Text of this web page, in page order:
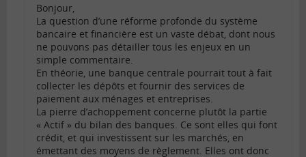
Bonjour,
La question d’une réforme profonde du système
bancaire et financière est un vaste débat, dont nous
ne pouvons pas détailler tous les enjeux en un
simple commentaire.
En théorie, une banque centrale pourrait tout à fait
collecter les dépôts et fournir des services de
paiement aux ménages et entreprises.
La pierre d’achoppement concerne plutôt la partie
« Actif » du bilan des banques. Ce sont elles qui font
crédit, et qui investissent sur les marchés, en
émettant des moyens de règlement. Elles ont donc